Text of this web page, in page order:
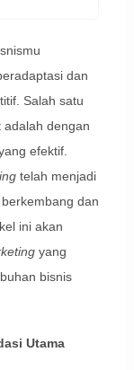
dan
Salah satu
adalah dengan
efektif.
telah menjadi
dan
ini akan
yang
bisnis
Utama